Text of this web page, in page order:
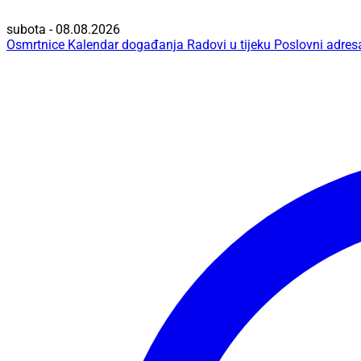
subota - 08.08.2026
Osmrtnice Kalendar događanja Radovi u tijeku Poslovni